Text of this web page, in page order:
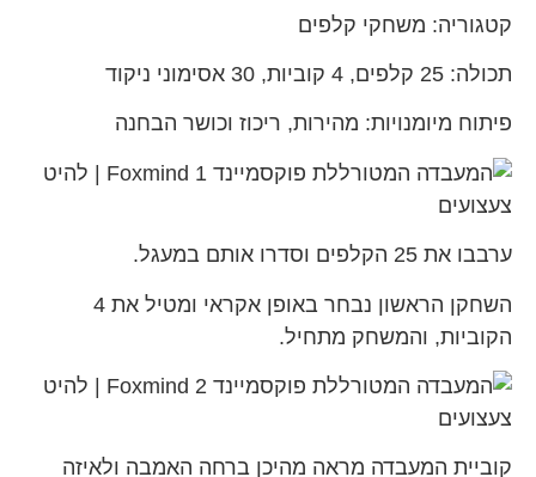
קטגוריה: משחקי קלפים
תכולה: 25 קלפים, 4 קוביות, 30 אסימוני ניקוד
פיתוח מיומנויות: מהירות, ריכוז וכושר הבחנה
ערבבו את 25 הקלפים וסדרו אותם במעגל.
השחקן הראשון נבחר באופן אקראי ומטיל את 4
הקוביות, והמשחק מתחיל.
קוביית המעבדה מראה מהיכן ברחה האמבה ולאיזה